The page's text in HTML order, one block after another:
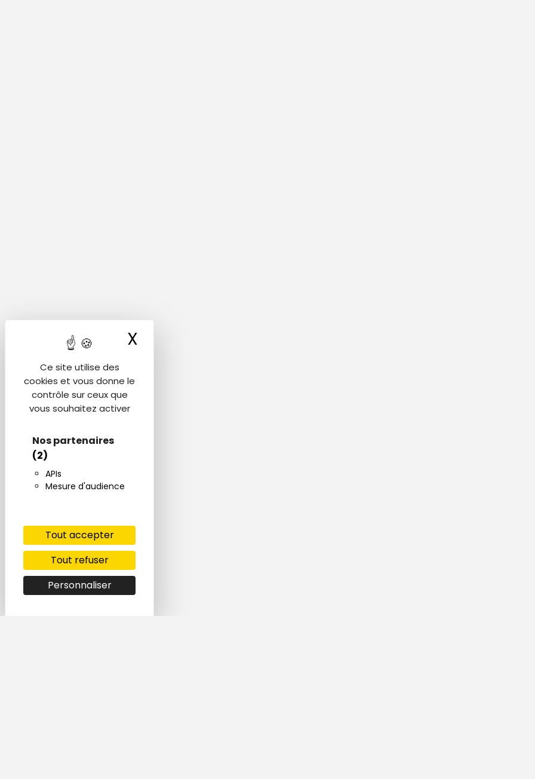
Ce site utilise des
cookies et vous donne le
contrôle sur ceux que
vous souhaitez activer
Nos partenaires
(2)
APIs
Mesure d'audience
Tout accepter
Tout refuser
Personnaliser
X